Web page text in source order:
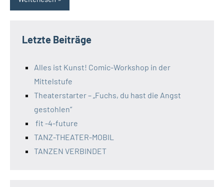
Letzte Beiträge
Alles ist Kunst! Comic-Workshop in der
Mittelstufe
Theaterstarter – „Fuchs, du hast die Angst
gestohlen“
fit -4-future
TANZ-THEATER-MOBIL
TANZEN VERBINDET